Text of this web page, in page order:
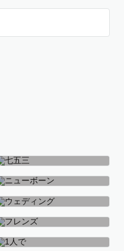
七五三
ニューボーン
ウェディング
フレンズ